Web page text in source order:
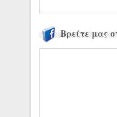
Βρείτε μας